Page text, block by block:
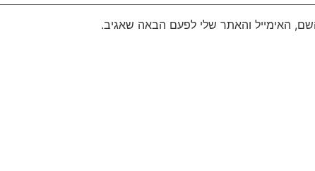
האימייל והאתר שלי לפעם הבאה שאגיב.